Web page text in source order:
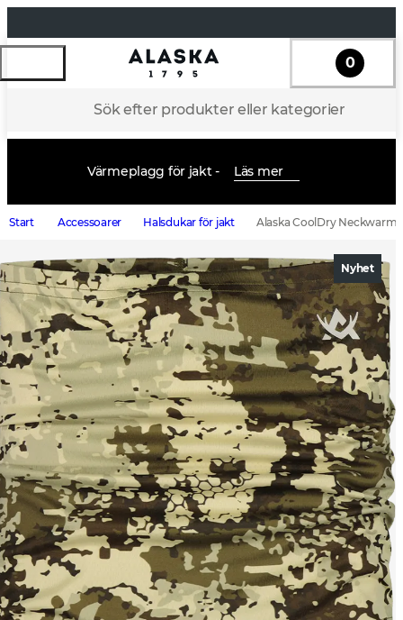
Sök efter produkter eller kategorier
0
Värmeplagg för jakt - Läs mer
Start Accessoarer Halsdukar för jakt Alaska CoolDry
Nyhet